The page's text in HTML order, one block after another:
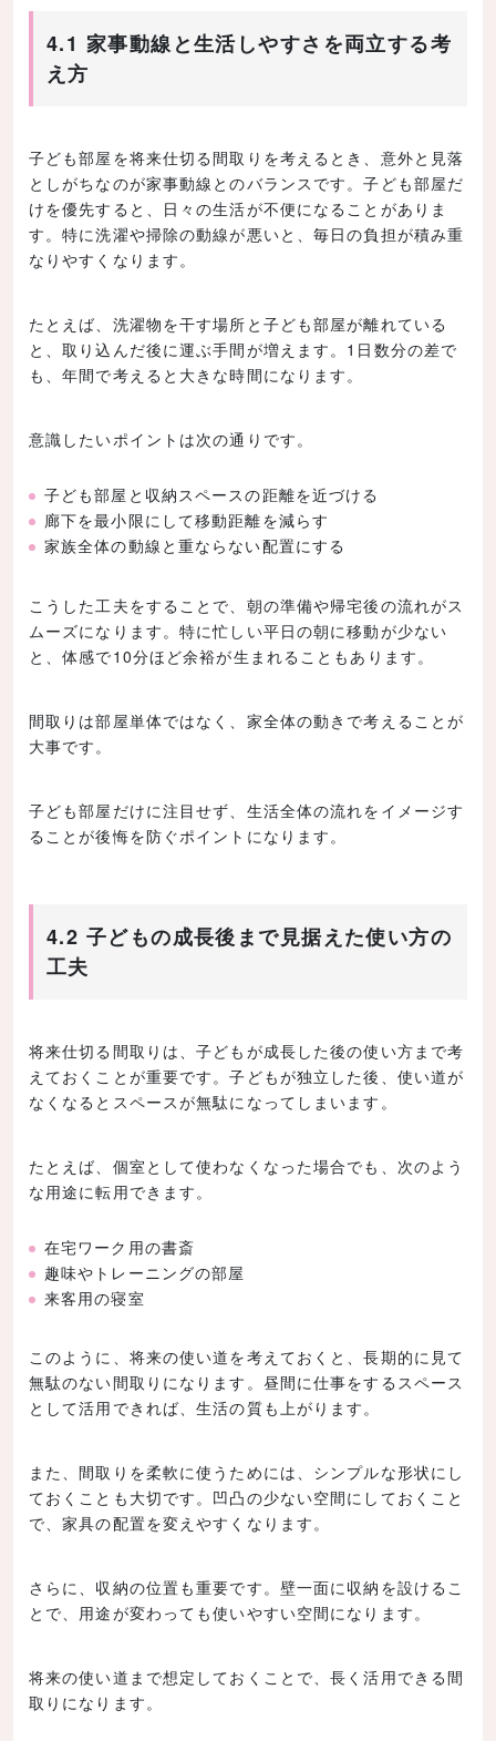
4.1 家事動線と生活しやすさを両立する考
え方
子ども部屋を将来仕切る間取りを考えるとき、意外と見落
としがちなのが家事動線とのバランスです。子ども部屋だ
けを優先すると、日々の生活が不便になることがありま
す。特に洗濯や掃除の動線が悪いと、毎日の負担が積み重
なりやすくなります。
たとえば、洗濯物を干す場所と子ども部屋が離れている
と、取り込んだ後に運ぶ手間が増えます。1日数分の差で
も、年間で考えると大きな時間になります。
意識したいポイントは次の通りです。
子ども部屋と収納スペースの距離を近づける
廊下を最小限にして移動距離を減らす
家族全体の動線と重ならない配置にする
こうした工夫をすることで、朝の準備や帰宅後の流れがス
ムーズになります。特に忙しい平日の朝に移動が少ない
と、体感で10分ほど余裕が生まれることもあります。
間取りは部屋単体ではなく、家全体の動きで考えることが
大事です。
子ども部屋だけに注目せず、生活全体の流れをイメージす
ることが後悔を防ぐポイントになります。
4.2 子どもの成長後まで見据えた使い方の
工夫
将来仕切る間取りは、子どもが成長した後の使い方まで考
えておくことが重要です。子どもが独立した後、使い道が
なくなるとスペースが無駄になってしまいます。
たとえば、個室として使わなくなった場合でも、次のよう
な用途に転用できます。
在宅ワーク用の書斎
趣味やトレーニングの部屋
来客用の寝室
このように、将来の使い道を考えておくと、長期的に見て
無駄のない間取りになります。昼間に仕事をするスペース
として活用できれば、生活の質も上がります。
また、間取りを柔軟に使うためには、シンプルな形状にし
ておくことも大切です。凹凸の少ない空間にしておくこと
で、家具の配置を変えやすくなります。
さらに、収納の位置も重要です。壁一面に収納を設けるこ
とで、用途が変わっても使いやすい空間になります。
将来の使い道まで想定しておくことで、長く活用できる間
取りになります。